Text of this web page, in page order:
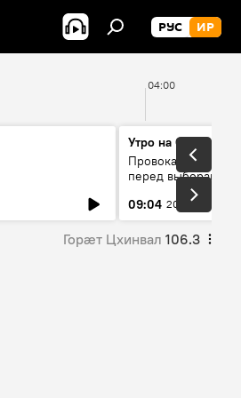
РУС ИР
04:00
Утро на Спутнике
Провокации со
перед выборами в
09:04 20 Мин
Горӕт Цхинвал 106.3